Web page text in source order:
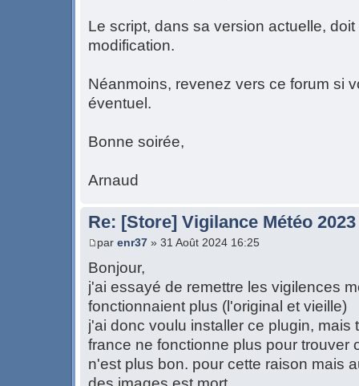
Le script, dans sa version actuelle,
modification.
Néanmoins, revenez vers ce forum si
éventuel.
Bonne soirée,
Arnaud
Re: [Store] Vigilance Météo 2023
par enr37 » 31 Août 2024 16:25
Bonjour,
j'ai essayé de remettre les vigilences
fonctionnaient plus (l'original et vieille)
j'ai donc voulu installer ce plugin, mais
france ne fonctionne plus pour trouver
n'est plus bon. pour cette raison mais